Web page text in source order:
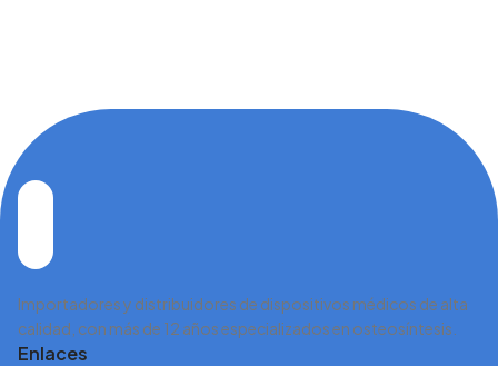
Importadores y distribuidores de dispositivos médicos de alta
calidad, con más de 12 años especializados en osteosíntesis.
Enlaces